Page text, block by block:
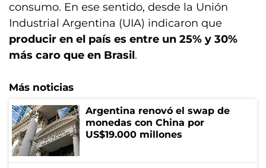
consumo. En ese sentido, desde la Unión
Industrial Argentina (UIA) indicaron que
producir en el país es entre un 25% y 30%
más caro que en Brasil.
Más noticias
Argentina renovó el swap de
monedas con China por
US$19.000 millones